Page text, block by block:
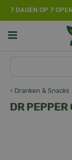
Dranken & Snacks
7 DAGEN OP 7 OPEN
DR